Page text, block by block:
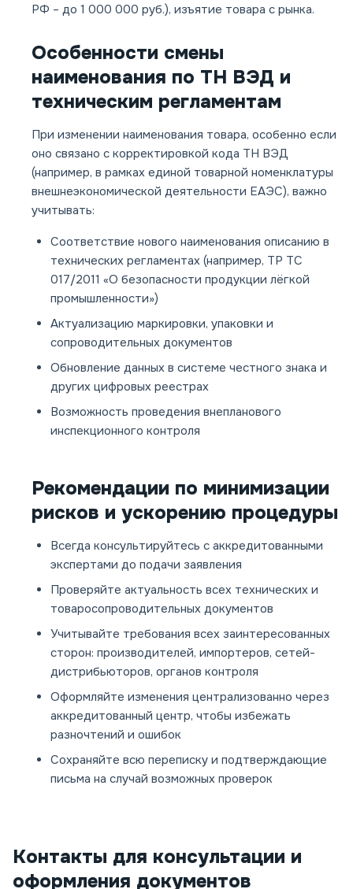
РФ – до 1 000 000 руб.), изъятие товара с рынка.
Особенности смены
наименования по ТН ВЭД и
техническим регламентам
При изменении наименования товара, особенно если
оно связано с корректировкой кода ТН ВЭД
(например, в рамках единой товарной номенклатуры
внешнеэкономической деятельности ЕАЭС), важно
учитывать:
Соответствие нового наименования описанию в
технических регламентах (например, ТР ТС
017/2011 «О безопасности продукции лёгкой
промышленности»)
Актуализацию маркировки, упаковки и
сопроводительных документов
Обновление данных в системе честного знака и
других цифровых реестрах
Возможность проведения внепланового
инспекционного контроля
Рекомендации по минимизации
рисков и ускорению процедуры
Всегда консультируйтесь с аккредитованными
экспертами до подачи заявления
Проверяйте актуальность всех технических и
товаросопроводительных документов
Учитывайте требования всех заинтересованных
сторон: производителей, импортеров, сетей-
дистрибьюторов, органов контроля
Оформляйте изменения централизованно через
аккредитованный центр, чтобы избежать
разночтений и ошибок
Сохраняйте всю переписку и подтверждающие
письма на случай возможных проверок
Контакты для консультации и
оформления документов